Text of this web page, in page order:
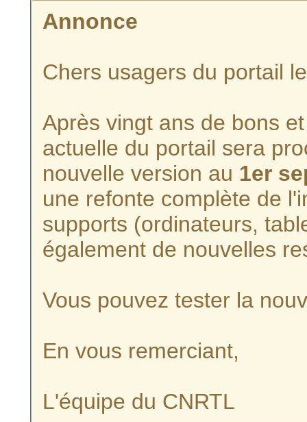
Annonce
Chers usagers du portail
Après vingt ans de bons
actuelle du portail sera
nouvelle version au 1er
une refonte complète de
supports (ordinateurs,
également de nouvelles
Vous pouvez tester la
En vous remerciant,
L'équipe du CNRTL